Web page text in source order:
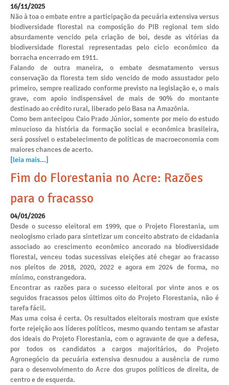
16/11/2025
Não à toa o embate entre a participação da pecuária extensiva versus
biodiversidade florestal na composição do PIB regional tem sido
absurdamente vencido pela criação de boi, desde as vitórias da
biodiversidade florestal representadas pelo ciclo econômico da
borracha encerrado em 1911.
Falando de outra maneira, o embate desmatamento versus
conservação da floresta tem sido vencido de modo assustador pelo
primeiro, sempre realizado conforme previsto na legislação e, o mais
grave, com apoio indispensável de mais de 90% do montante
destinado ao crédito rural, liberado pelo Basa na Amazônia.
Como bem antecipou Caio Prado Júnior, somente por meio do estudo
minucioso da história da formação social e econômica brasileira,
será possível o estabelecimento de políticas de macroeconomia com
maiores chances de acerto.
[leia mais...]
Fim do Florestania no Acre: Razões
para o fracasso
04/01/2026
Desde o sucesso eleitoral em 1999, que o Projeto Florestania, um
neologismo criado para sintetizar um conceito abstrato de cidadania
associado ao crescimento econômico ancorado na biodiversidade
florestal, venceu todas sucessivas eleições até chegar ao fracasso
nos pleitos de 2018, 2020, 2022 e agora em 2024 de forma, no
mínimo, constrangedora.
Encontrar as razões para o sucesso eleitoral por vinte anos e os
seguidos fracassos pelos últimos oito do Projeto Florestania, não é
tarefa fácil.
Mas uma coisa é certa. Os resultados eleitorais mostram que existe
forte rejeição aos líderes políticos, mesmo quando tentam se afastar
dos ideais do Projeto Florestania, com o agravante de que a defesa,
por todos os candidatos a cargos majoritários, do Projeto
Agronegócio da pecuária extensiva desnudou a ausência de rumo
para o desenvolvimento do Acre dos grupos políticos de direita, de
centro e de esquerda.